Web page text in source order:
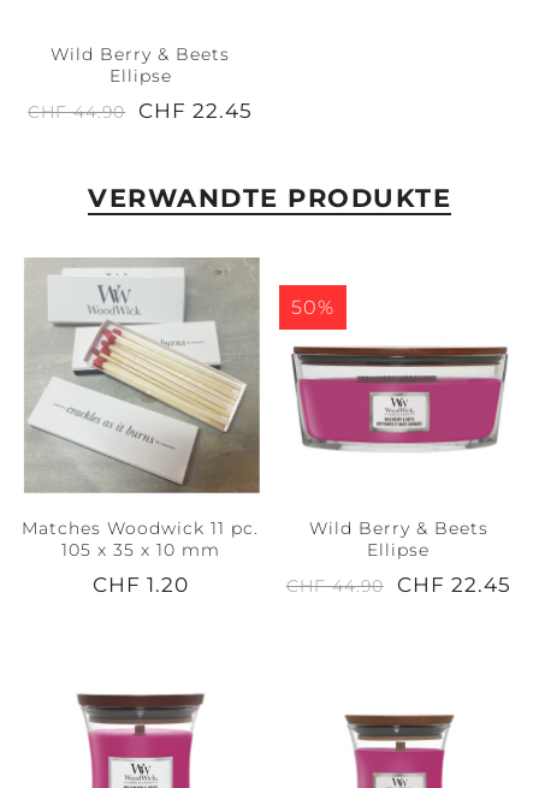
Wild Berry & Beets
Ellipse
CHF 44.90
CHF 22.45
VERWANDTE PRODUKTE
Matches Woodwick 11 pc.
105 x 35 x 10 mm
CHF 1.20
50%
Wild Berry & Beets
Ellipse
CHF 44.90
CHF 22.45